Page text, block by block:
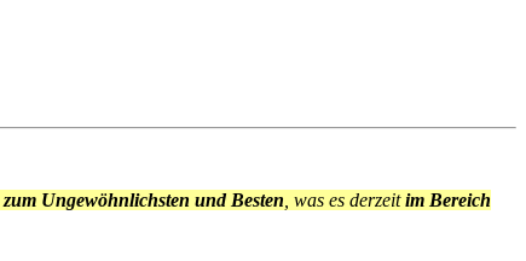
zum Ungewöhnlichsten und Besten , was es derzeitim Bereich